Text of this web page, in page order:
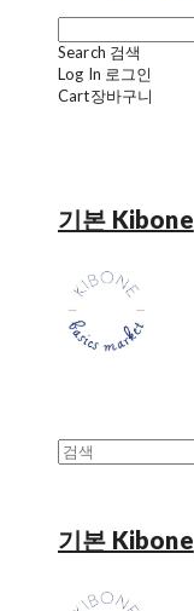
Search 검색
Log In 로그인
Cart장바구니
기본 Kibone
기본 Kibone